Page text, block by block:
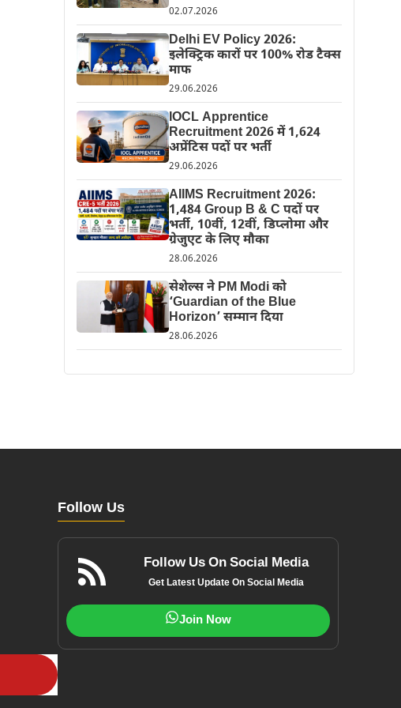
02.07.2026
Delhi EV Policy 2026:
इलेक्ट्रिक कारों पर 100% रोड टैक्स
माफ
29.06.2026
IOCL Apprentice
Recruitment 2026 में 1,624
अप्रेंटिस पदों पर भर्ती
29.06.2026
AIIMS Recruitment 2026:
1,484 Group B & C पदों पर
भर्ती, 10वीं, 12वीं, डिप्लोमा और
ग्रेजुएट के लिए मौका
28.06.2026
सेशेल्स ने PM Modi को
‘Guardian of the Blue
Horizon’ सम्मान दिया
28.06.2026
Follow Us
Follow Us On Social Media
Get Latest Update On Social Media
Join Now